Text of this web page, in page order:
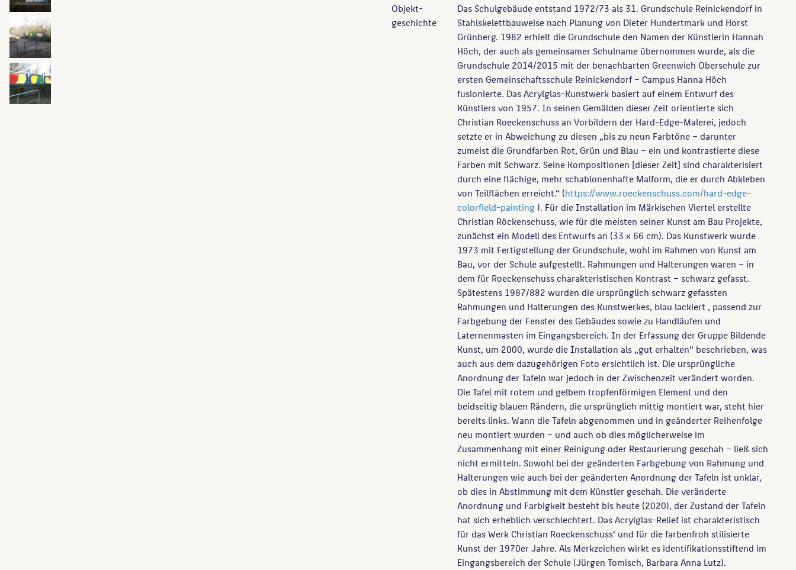
Objekt­
geschichte
Das Schulgebäude entstand 1972/73 als 31. Grundschule Reinickendorf in
Stahlskelettbauweise nach Planung von Dieter Hundertmark und Horst
Grünberg. 1982 erhielt die Grundschule den Namen der Künstlerin Hannah
Höch, der auch als gemeinsamer Schulname übernommen wurde, als die
Grundschule 2014/2015 mit der benachbarten Greenwich Oberschule zur
ersten Gemeinschaftsschule Reinickendorf – Campus Hanna Höch
fusionierte. Das Acrylglas-Kunstwerk basiert auf einem Entwurf des
Künstlers von 1957. In seinen Gemälden dieser Zeit orientierte sich
Christian Roeckenschuss an Vorbildern der Hard-Edge-Malerei, jedoch
setzte er in Abweichung zu diesen „bis zu neun Farbtöne – darunter
zumeist die Grundfarben Rot, Grün und Blau – ein und kontrastierte diese
Farben mit Schwarz. Seine Kompositionen [dieser Zeit] sind charakterisiert
durch eine flächige, mehr schablonenhafte Malform, die er durch Abkleben
von Teilflächen erreicht.“ (https://www.roeckenschuss.com/hard-edge-
colorfield-painting ). Für die Installation im Märkischen Viertel erstellte
Christian Röckenschuss, wie für die meisten seiner Kunst am Bau Projekte,
zunächst ein Modell des Entwurfs an (33 x 66 cm). Das Kunstwerk wurde
1973 mit Fertigstellung der Grundschule, wohl im Rahmen von Kunst am
Bau, vor der Schule aufgestellt. Rahmungen und Halterungen waren – in
dem für Roeckenschuss charakteristischen Kontrast – schwarz gefasst.
Spätestens 1987/882 wurden die ursprünglich schwarz gefassten
Rahmungen und Halterungen des Kunstwerkes, blau lackiert , passend zur
Farbgebung der Fenster des Gebäudes sowie zu Handläufen und
Laternenmasten im Eingangsbereich. In der Erfassung der Gruppe Bildende
Kunst, um 2000, wurde die Installation als „gut erhalten“ beschrieben, was
auch aus dem dazugehörigen Foto ersichtlich ist. Die ursprüngliche
Anordnung der Tafeln war jedoch in der Zwischenzeit verändert worden.
Die Tafel mit rotem und gelbem tropfenförmigen Element und den
beidseitig blauen Rändern, die ursprünglich mittig montiert war, steht hier
bereits links. Wann die Tafeln abgenommen und in geänderter Reihenfolge
neu montiert wurden – und auch ob dies möglicherweise im
Zusammenhang mit einer Reinigung oder Restaurierung geschah – ließ sich
nicht ermitteln. Sowohl bei der geänderten Farbgebung von Rahmung und
Halterungen wie auch bei der geänderten Anordnung der Tafeln ist unklar,
ob dies in Abstimmung mit dem Künstler geschah. Die veränderte
Anordnung und Farbigkeit besteht bis heute (2020), der Zustand der Tafeln
hat sich erheblich verschlechtert. Das Acrylglas-Relief ist charakteristisch
für das Werk Christian Roeckenschuss‘ und für die farbenfroh stilisierte
Kunst der 1970er Jahre. Als Merkzeichen wirkt es identifikationsstiftend im
Eingangsbereich der Schule (Jürgen Tomisch, Barbara Anna Lutz).